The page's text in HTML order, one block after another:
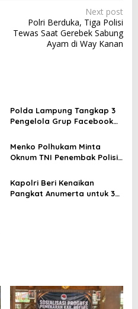
Next post
Polri Berduka, Tiga Polisi
Tewas Saat Gerebek Sabung
Ayam di Way Kanan
Polda Lampung Tangkap 3
Pengelola Grup Facebook
dan Pornografi
Menko Polhukam Minta
Oknum TNI Penembak Polisi
Hukum Harus Terbuka
Kapolri Beri Kenaikan
Pangkat Anumerta untuk 3